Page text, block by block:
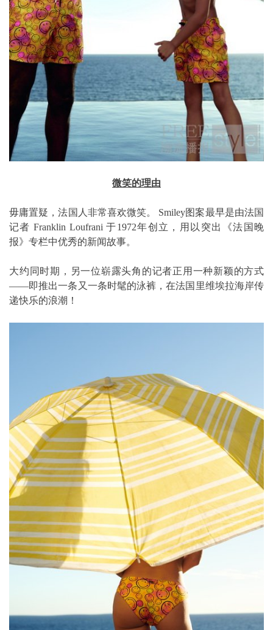
微笑的理由
毋庸置疑，法国人非常喜欢微笑。 Smiley图案最早是由法国
记者 Franklin Loufrani 于1972年创立，用以突出《法国晚
报》专栏中优秀的新闻故事。
大约同时期，另一位崭露头角的记者正用一种新颖的方式
——即推出一条又一条时髦的泳裤，在法国里维埃拉海岸传
递快乐的浪潮！